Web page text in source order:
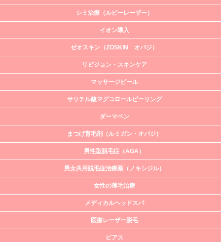
シミ治療（ルビーレーザー）
イオン導入
ゼオスキン（ZOSKIN オバジ）
リビジョン・スキンケア
マッサージピール
サリチル酸マグコロールピーリング
ダーマペン
まつげ育毛剤（ルミガン・オバジ）
男性型脱毛症（AGA）
男女共用脱毛症治療薬（ノキシジル）
女性の薄毛治療
メディカルヘッドスパ
医療レーザー脱毛
ピアス